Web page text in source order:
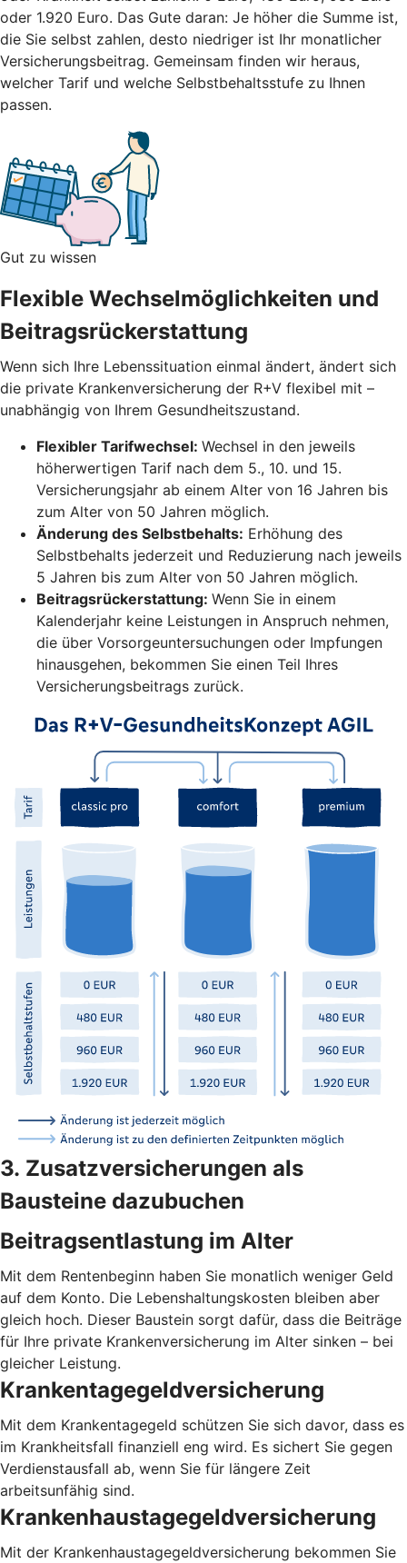
oder 1.920 Euro. Das Gute daran: Je höher die Summe ist,
die Sie selbst zahlen, desto niedriger ist Ihr monatlicher
Versicherungsbeitrag. Gemeinsam finden wir heraus,
welcher Tarif und welche Selbstbehaltsstufe zu Ihnen
passen.
Gut zu wissen
Flexible Wechselmöglichkeiten und
Beitragsrückerstattung
Wenn sich Ihre Lebenssituation einmal ändert, ändert sich
die private Krankenversicherung der R+V flexibel mit –
unabhängig von Ihrem Gesundheitszustand.
Flexibler Tarifwechsel: Wechsel in den jeweils
höherwertigen Tarif nach dem 5., 10. und 15.
Versicherungsjahr ab einem Alter von 16 Jahren bis
zum Alter von 50 Jahren möglich.
Änderung des Selbstbehalts: Erhöhung des
Selbstbehalts jederzeit und Reduzierung nach jeweils
5 Jahren bis zum Alter von 50 Jahren möglich.
Beitragsrückerstattung: Wenn Sie in einem
Kalenderjahr keine Leistungen in Anspruch nehmen,
die über Vorsorgeuntersuchungen oder Impfungen
hinausgehen, bekommen Sie einen Teil Ihres
Versicherungsbeitrags zurück.
3. Zusatzversicherungen als
Bausteine dazubuchen
Beitragsentlastung im Alter
Mit dem Rentenbeginn haben Sie monatlich weniger Geld
auf dem Konto. Die Lebenshaltungskosten bleiben aber
gleich hoch. Dieser Baustein sorgt dafür, dass die Beiträge
für Ihre private Krankenversicherung im Alter sinken – bei
gleicher Leistung.
Krankentagegeldversicherung
Mit dem Krankentagegeld schützen Sie sich davor, dass es
im Krankheitsfall finanziell eng wird. Es sichert Sie gegen
Verdienstausfall ab, wenn Sie für längere Zeit
arbeitsunfähig sind.
Krankenhaustagegeldversicherung
Mit der Krankenhaustagegeldversicherung bekommen Sie